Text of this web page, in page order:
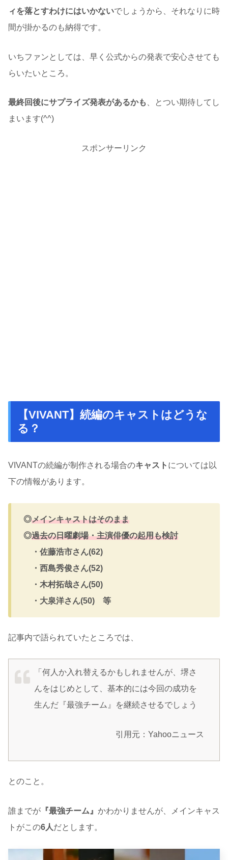
ィを落とすわけにはいかないでしょうから、それなりに時
間が掛かるのも納得です。
いちファンとしては、早く公式からの発表で安心させても
らいたいところ。
最終回後にサプライズ発表があるかも
、とつい期待してし
まいます(^^)
スポンサーリンク
【VIVANT】続編のキャストはどうな
る？
VIVANTの続編が制作される場合のキャスト については以
下の情報があります。
◎メインキャストはそのまま
◎過去の日曜劇場・主演俳優の起用も検討
・佐藤浩市さん(62)
・西島秀俊さん(52)
・木村拓哉さん(50)
・大泉洋さん(50) 等
記事内で語られていたところでは、
「何人か入れ替えるかもしれませんが、堺さ
んをはじめとして、基本的には今回の成功を
生んだ『最強チーム』を継続させるでしょう
引用元：Yahooニュース
とのこと。
誰までが 『最強チーム』 かわかりませんが、メインキャス
トがこの6人だとします。